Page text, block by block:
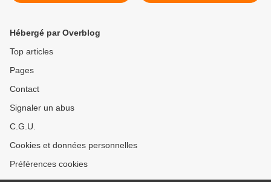
Hébergé par Overblog
Top articles
Pages
Contact
Signaler un abus
C.G.U.
Cookies et données personnelles
Préférences cookies